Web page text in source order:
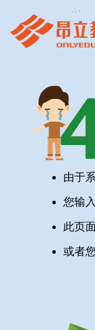
由于
您输
此页
或者